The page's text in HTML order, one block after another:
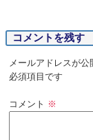
コメントを残す
メールアドレスが公
必須項目です
コメント ※